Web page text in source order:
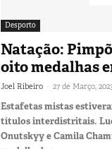
Desporto
Natação:
oito medalhas
Joel Ribeiro - 27 de Março,
Estafetas mistas
títulos interdistritais.
Onutskyy e Camila